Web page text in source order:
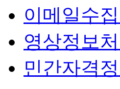
이메일수
영상정보
민간자격